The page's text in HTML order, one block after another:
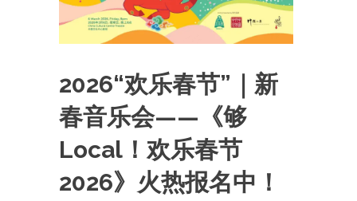
2026“欢乐春节”｜新
春音乐会——《够
Local！欢乐春节
2026》火热报名中！